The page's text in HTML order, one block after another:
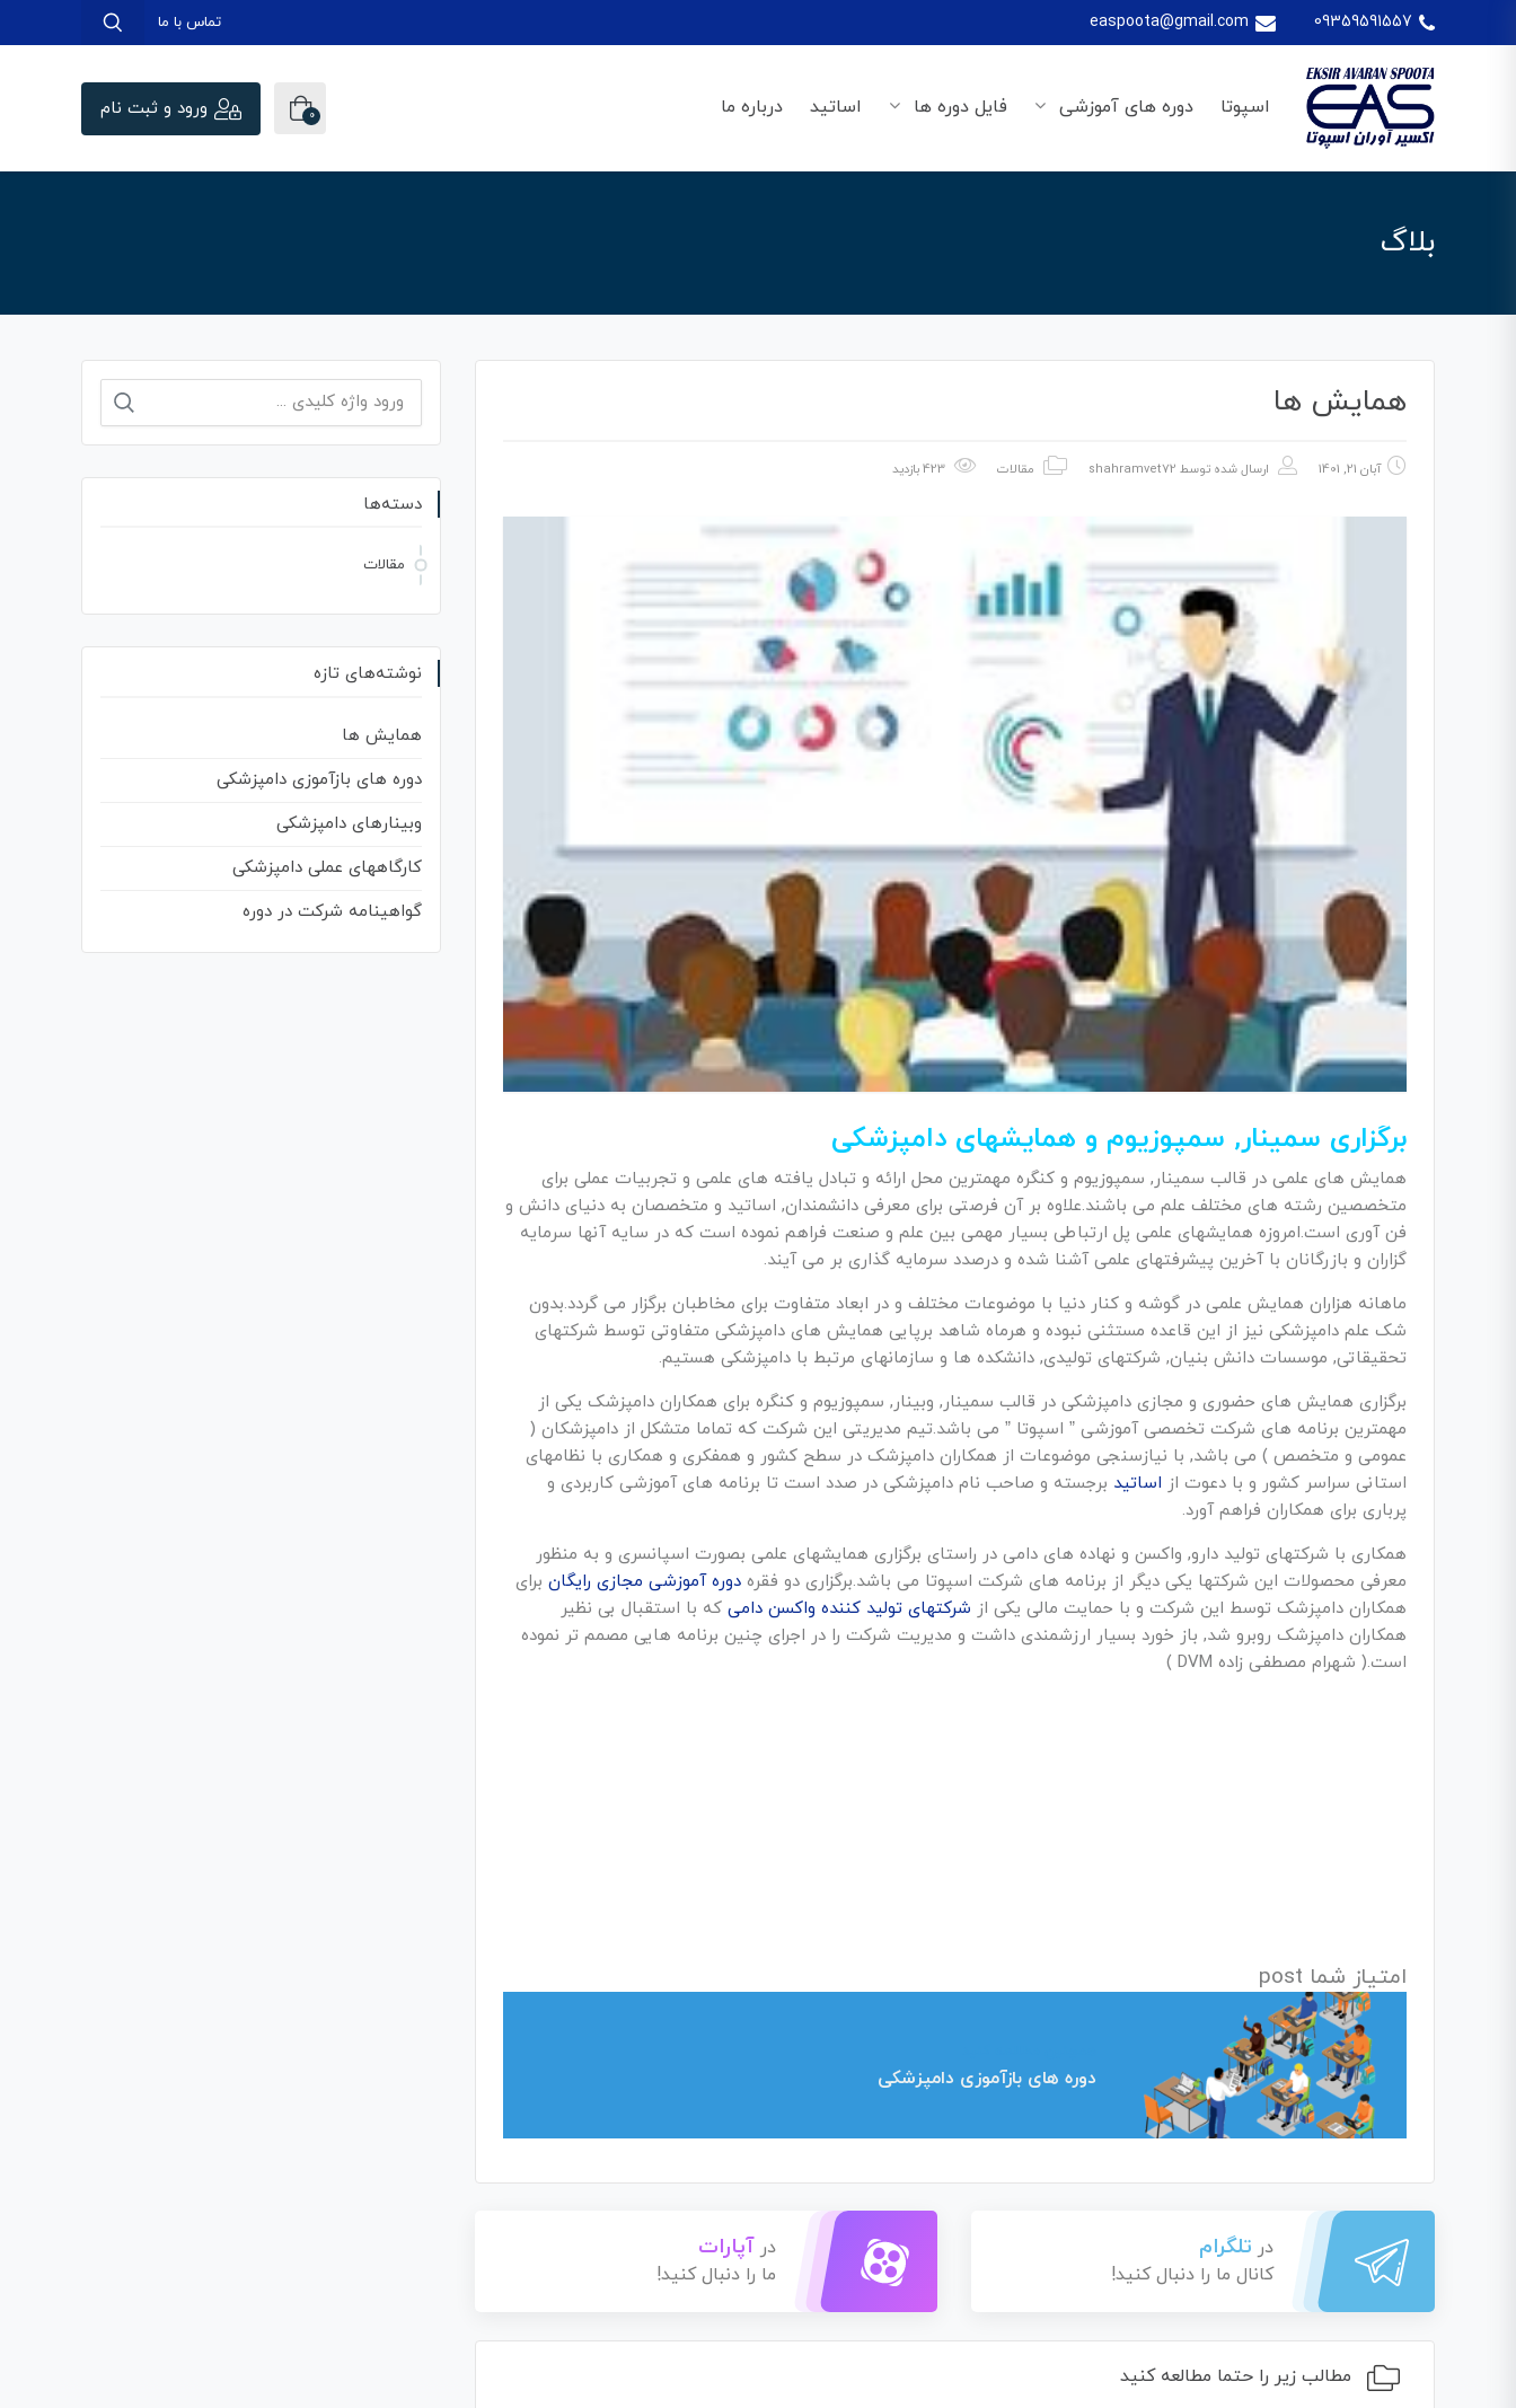
09359591557
easpoota@gmail.com تماس با ما
اسپوتا دوره های آموزشی فایل دوره ها اساتید درباره ما 0 ورود و ثبت نام
بلاگ
همایش ها
آبان 21, 1401 ارسال شده توسط shahramvet72 مقالات
برگزاری سمینار, سمپوزیوم و همایشهای دامپزشکی
همایش های علمی در قالب سمینار, سمپوزیوم و کنگره مهمترین محل ارائه و تبادل یافته های علمی و تجربیات عملی برای
متخصصین رشته های مختلف علم می باشند.علاوه بر آن فرصتی برای معرفی دانشمندان, اساتید و متخصصان به دنیای دانش و
فن آوری است.امروزه همایشهای علمی پل ارتباطی بسیار مهمی بین علم و صنعت فراهم نموده است که در سایه آنها سرمایه
گزاران و بازرگانان با آخرین پیشرفتهای علمی آشنا شده و درصدد سرمایه گذاری بر می آیند.
ماهانه هزاران همایش علمی در گوشه و کنار دنیا با موضوعات مختلف و در ابعاد متفاوت برای مخاطبان برگزار می گردد.بدون
شک علم دامپزشکی نیز از این قاعده مستثنی نبوده و هرماه شاهد برپایی همایش های دامپزشکی متفاوتی توسط شرکتهای
تحقیقاتی, موسسات دانش بنیان, شرکتهای تولیدی, دانشکده ها و سازمانهای مرتبط با دامپزشکی هستیم.
برگزاری همایش های حضوری و مجازی دامپزشکی در قالب سمینار, وبینار, سمپوزیوم و کنگره برای همکاران دامپزشک یکی از
مهمترین برنامه های شرکت تخصصی آموزشی ” اسپوتا ” می باشد.تیم مدیریتی این شرکت که تماما متشکل از دامپزشکان (
عمومی و متخصص ) می باشد, با نیازسنجی موضوعات از همکاران دامپزشک در سطح کشور و همفکری و همکاری با نظامهای
استانی سراسر کشور و با دعوت از اساتید برجسته و صاحب نام دامپزشکی در صدد است تا برنامه های آموزشی کاربردی و
پرباری برای همکاران فراهم آورد.
همکاری با شرکتهای تولید دارو, واکسن و نهاده های دامی در راستای برگزاری همایشهای علمی بصورت اسپانسری و به منظور
معرفی محصولات این شرکتها یکی دیگر از برنامه های شرکت اسپوتا می باشد.برگزاری دو فقره دوره آموزشی مجازی رایگان برای
همکاران دامپزشک توسط این شرکت و با حمایت مالی یکی از شرکتهای تولید کننده واکسن دامی که با استقبال بی نظیر
همکاران دامپزشک روبرو شد, باز خورد بسیار ارزشمندی داشت و مدیریت شرکت را در اجرای چنین برنامه هایی مصمم تر نموده
است.( شهرام مصطفی زاده DVM )
امتیاز شما post
دوره های بازآموزی دامپزشکی
در تلگرام
کانال ما را دنبال کنید!
در آپارات
ما را دنبال کنید!
مطالب زیر را حتما مطالعه کنید
برای:
دسته‌ها
مقالات
نوشته‌های تازه
همایش ها
دوره های بازآموزی دامپزشکی
وبینارهای دامپزشکی
کارگاههای عملی دامپزشکی
گواهینامه شرکت در دوره